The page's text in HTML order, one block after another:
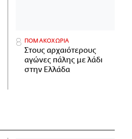
ΠΟΜΑΚΟΧΩΡΙΑ
Στους αρχαιότερους
αγώνες πάλης με λάδι
στην Ελλάδα